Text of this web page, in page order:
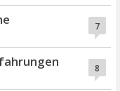
7
8